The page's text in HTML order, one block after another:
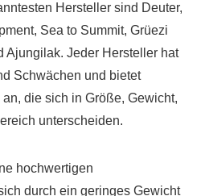
Hersteller sind Deuter,
Sea to Summit, Grüezi
Ajungilak. Jeder Hersteller hat
Schwächen und bietet
die sich in Größe, Gewicht,
unterscheiden.
hochwertigen
durch ein geringes Gewicht